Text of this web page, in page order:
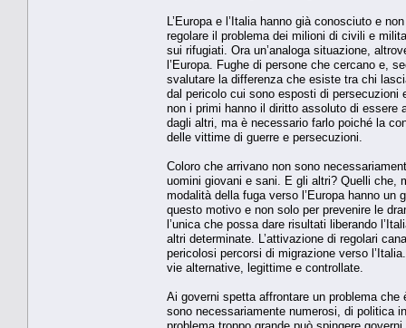
L’Europa e l’Italia hanno già conosciuto e
regolare il problema dei milioni di civili e
sui rifugiati. Ora un’analoga situazione,
l’Europa. Fughe di persone che cercano e,
svalutare la differenza che esiste tra chi
dal pericolo cui sono esposti di
non i primi hanno il diritto assoluto di
dagli altri, ma è necessario farlo poiché la
delle vittime di guerre e persecuzioni.
Coloro che arrivano non sono
uomini giovani e sani. E gli altri? Quelli che,
modalità della fuga verso l’Europa hanno
questo motivo e non solo per prevenire le
l’unica che possa dare risultati liberando
altri determinate. L’attivazione di regolari
pericolosi percorsi di migrazione verso
vie alternative, legittime e controllate.
Ai governi spetta affrontare un problema
sono necessariamente numerosi, di politica